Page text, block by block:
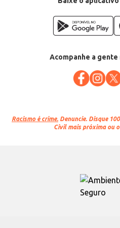
Acompanhe a gente
Racismo é crime. Denuncie. Disque
Civil mais próxima ou